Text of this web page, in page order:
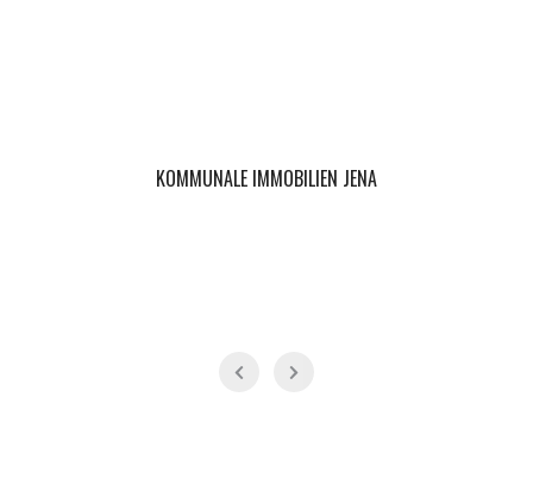
KOMMUNALE IMMOBILIEN JENA